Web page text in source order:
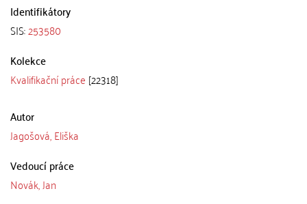
Identifikátory
SIS:253580
Kolekce
Kvalifikační práce [22318]
Autor
Jagošová, Eliška
Vedoucí práce
Novák, Jan